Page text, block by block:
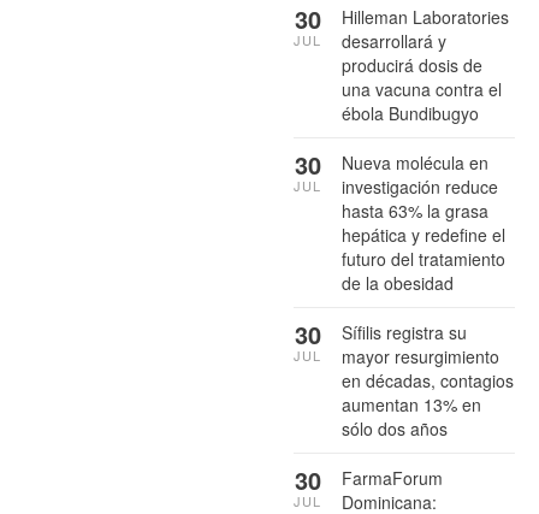
Hilleman Laboratories
desarrollará y
producirá dosis de
una vacuna contra el
ébola Bundibugyo
30
JUL
Nueva molécula en
investigación reduce
hasta 63% la grasa
hepática y redefine el
futuro del tratamiento
de la obesidad
30
JUL
Sífilis registra su
mayor resurgimiento
en décadas, contagios
aumentan 13% en
sólo dos años
30
JUL
FarmaForum
Dominicana:
30
JUL